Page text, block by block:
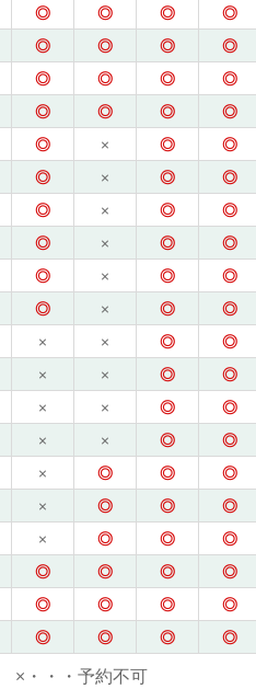
◎ ◎ ◎
◎
◎ ◎ ◎
◎
◎ ◎ ◎
◎
◎ ◎ ◎
◎
◎ × ◎
◎
◎ × ◎
◎
◎ × ◎
◎
◎ × ◎
◎
◎ × ◎
◎
◎ × ◎
◎
× × ◎
◎
× × ◎
◎
× × ◎
◎
× × ◎
◎
× ◎ ◎
◎
× ◎ ◎
◎
× ◎ ◎
◎
◎ ◎ ◎
◎
◎ ◎ ◎
◎
◎ ◎ ◎ ◎
×・・・予約不可